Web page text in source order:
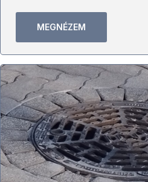
MEGNÉZEM